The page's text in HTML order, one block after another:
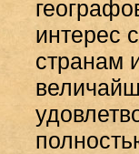
интерес
странам